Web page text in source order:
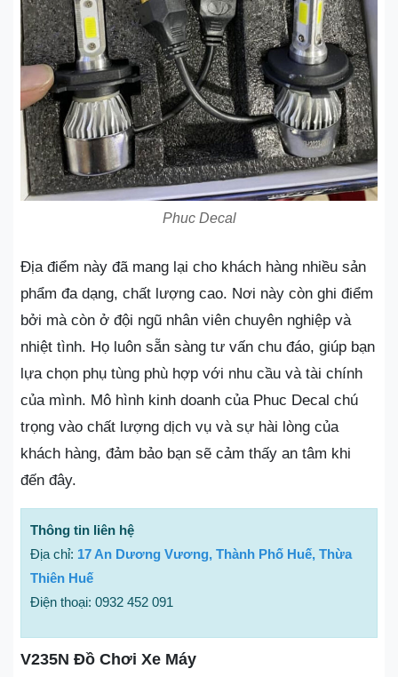
Phuc Decal
Địa điểm này đã mang lại cho khách hàng nhiều sản
phẩm đa dạng, chất lượng cao. Nơi này còn ghi điểm
bởi mà còn ở đội ngũ nhân viên chuyên nghiệp và
nhiệt tình. Họ luôn sẵn sàng tư vấn chu đáo, giúp bạn
lựa chọn phụ tùng phù hợp với nhu cầu và tài chính
của mình. Mô hình kinh doanh của Phuc Decal chú
trọng vào chất lượng dịch vụ và sự hài lòng của
khách hàng, đảm bảo bạn sẽ cảm thấy an tâm khi
đến đây.
Thông tin liên hệ
Địa chỉ: 17 An Dương Vương, Thành Phố Huế, Thừa
Thiên Huế
Điện thoại: 0932 452 091
V235N Đồ Chơi Xe Máy